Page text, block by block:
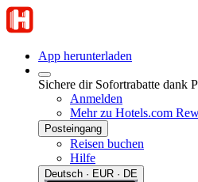
App herunterladen
Sichere dir Sofortrabatte dank
Anmelden
Mehr zu Hotels.com
Posteingang
Reisen buchen
Hilfe
Deutsch · EUR · DE